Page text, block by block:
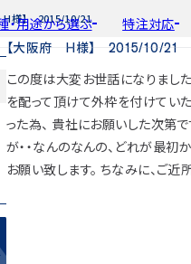
・用途から選ぶ
種類・樹種・用途から選ぶ
自動お見積もり・ご注文はこちらから
カット・塗装のみ
2D/3D
イメージ
特注対応
Processing
装のみ
・塗装
ー
2D/3D
イメージ
見積もり依頼
ご利用ガイドGuide
自動お見積もり・ご注文はこちらから
カット・塗装のみ
2D/3D
イメージ
施工
カッ
H様】 2015/10/21
【大阪府 H様】 2015/10/21
この度は大変お世話になりまし
を配って頂けて外枠を付けてい
った為、 貴社にお願いした次第
が・・なんのなんの、どれが最初
お願い致します。 ちなみに、ご近